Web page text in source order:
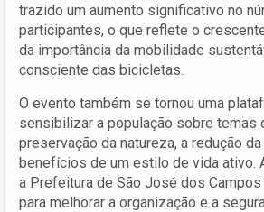
trazido um aumento significativo no
participantes, o que reflete o
da importância da mobilidade
consciente das bicicletas.
O evento também se tornou uma
sensibilizar a população sobre temas
preservação da natureza, a redução
benefícios de um estilo de vida ativo.
a Prefeitura de São José dos
para melhorar a organização e a